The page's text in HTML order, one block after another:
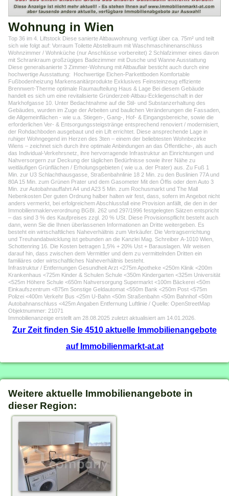
Wohnung in Wien
Top 36 im 4. Liftstock Diese sanierte Altbauwohnung verfügt über ca. 75m² und teilt
sich wie folgt auf: Vorraum Toilette Abstellraum mit Waschmaschinenanschluss
Wohnzimmer / Wohnküche (nur Anschlüsse vorbereitet) 2 Schlafzimmer eines davon
mit Schrankraum großzügiges Badezimmer mit Dusche und Wanne Ausstattung
Diese generalsanierte 3 Zimmer-Wohnung mit Altbauflair besticht auch durch eine
hochwertige Ausstattung: Hochwertige Eichen-Parkettboden Komfortable
Fußbodenheizung Markensanitärprodukte Exklusives Feinsteinzeug effiziente
Brennwert-Therme optimale Raumaufteilung Haus & Lage Bei diesem Gebäude
handelt es sich um eine revitalisierte Gründerzeit-Altbau-Eckliegenschaft in der
Markhofgasse 10. Unter Bedachtnahme auf die Stil- und Substanzerhaltung des
Gebäudes, wurden im Zuge der Arbeiten und baulichen Veränderungen die Fassaden,
die Allgemeinflächen - wie u.a. Stiegen-, Gang-, Hof- & Eingangsbereiche, sowie die
erforderlichen Ver- & Entsorgungssteigstränge entsprechend renoviert / modernisiert,
der Rohdachboden ausgebaut und ein Lift errichtet. Diese ansprechende Lage in
ruhiger Wohngegend im Herzen des 3ten – einem der beliebtesten Wohnbezirke
Wiens – zeichnet sich durch ihre optimale Anbindungen an das Öffentliche-, als auch
das Individual-Verkehrsnetz, ihre hervorragende Infrastruktur an Einrichtungen und
Nahversorgern zur Deckung der täglichen Bedürfnisse sowie ihrer Nähe zu
weitläufigen Grünflächen / Erholungsgebieten ( wie u.a. der Prater) aus. Zu Fuß 1
Min. zur U3 Schlachthausgasse, Straßenbahnlinie 18 2 Min. zu den Buslinien 77A und
80A 15 Min. zum Grünen Prater und dem Gasometer Mit den Öffis oder dem Auto 3
Min. zur Autobahnauffahrt A4 und A23 5 Min. zum Rochusmarkt und The Mall
Nebenkosten Der guten Ordnung halber halten wir fest, dass, sofern im Angebot nicht
anders vermerkt, bei erfolgreichem Abschlussfall eine Provision anfällt, die den in der
Immobilienmaklerverordnung BGBI. 262 und 297/1996 festgelegten Sätzen entspricht
– das sind 3 % des Kaufpreises zzgl. 20 % USt. Diese Provisionspflicht besteht auch
dann, wenn Sie die Ihnen überlassenen Informationen an Dritte weitergeben. Es
besteht ein wirtschaftliches Naheverhältnis zum Verkäufer. Die Vertragserrichtung
und Treuhandabwicklung ist gebunden an die Kanzlei Mag. Schreiber A-1010 Wien,
Schottenring 16. Die Kosten betragen 1,5% + 20% Ust + Barauslagen. Wir weisen
darauf hin, dass zwischen dem Vermittler und dem zu vermittelnden Dritten ein
familiäres oder wirtschaftliches Naheverhältnis besteht.
Infrastruktur / Entfernungen Gesundheit Arzt <275m Apotheke <250m Klinik <200m
Krankenhaus <725m Kinder & Schulen Schule <350m Kindergarten <325m Universität
<525m Höhere Schule <650m Nahversorgung Supermarkt <100m Bäckerei <50m
Einkaufszentrum <875m Sonstige Geldautomat <550m Bank <250m Post <575m
Polizei <400m Verkehr Bus <25m U-Bahn <50m Straßenbahn <50m Bahnhof <50m
Autobahnanschluss <425m Angaben Entfernung Luftlinie / Quelle: OpenStreetMap
Objektnummer: 21071
Immobilienanzeige erstellt am 28.08.2025 zuletzt aktualisiert am 14.01.2026.
Zur Zeit finden Sie 4510 aktuelle Immobilienangebote
auf Immobilienmarkt-at.at
Weitere aktuelle Immobilienangebote in
dieser Region: